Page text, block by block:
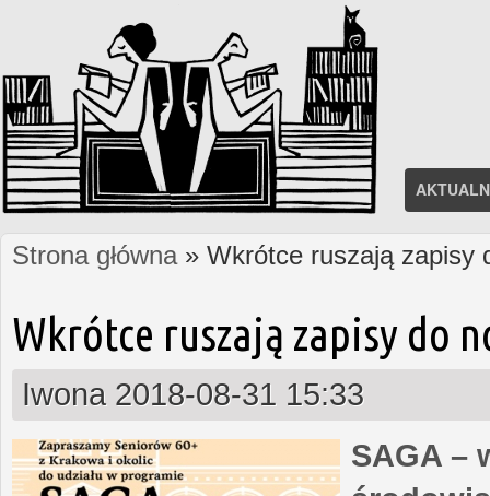
Jesteś tutaj
Strona główna» Wkrótce ruszają zapisy
Wkrótce ruszają zapisy do
Iwona 2018-08-31 15:33
SAGA –